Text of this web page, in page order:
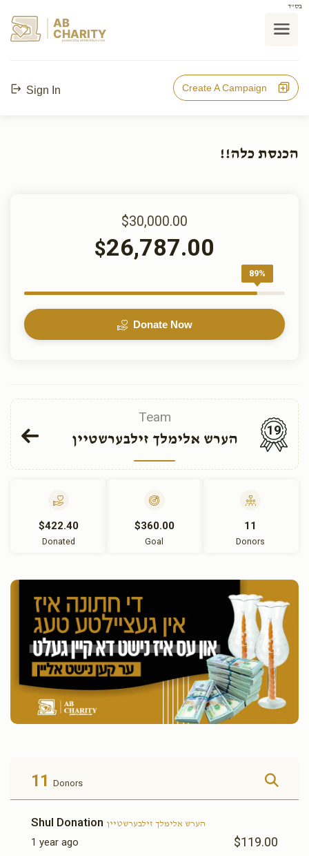
בס"ד
AB
CHARITY
powerd by ahblicklive.com
Sign In Create A Campaign
הכנסת כלה!!
$30,000.00
$26,787.00
89%
Donate Now
Team
הערש אלימלך זילבערשטיין
19
$422.40
Donated
$360.00
Goal
11
Donors
11 Donors
Shul Donation הערש אלימלך זילבערשטיין
1 year ago $119.00